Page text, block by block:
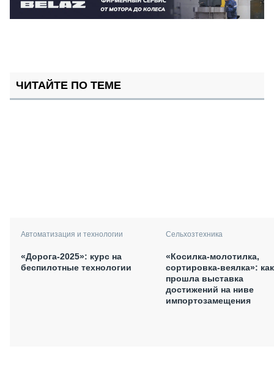
ЧИТАЙТЕ ПО ТЕМЕ
Автоматизация и технологии
«Дорога-2025»: курс на
беспилотные технологии
Сельхозтехника
«Косилка-молотилка,
сортировка-веялка»: как
прошла выставка
достижений на ниве
импортозамещения